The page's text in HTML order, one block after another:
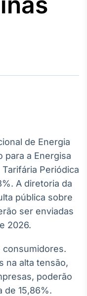
de
para
de Energia
para a Energisa
Tarifária Periódica
A diretoria da
pública sobre
ser enviadas
2026.
consumidores.
na alta tensão,
poderão
de 15,86%.